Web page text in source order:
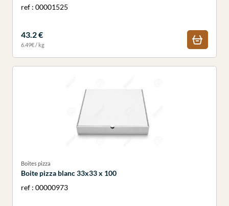
ref : 00001525
43.2 €
6.49€ / kg
Boites pizza
Boite pizza blanc 33x33 x 100
ref : 00000973